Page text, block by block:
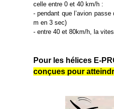
celle entre 0 et 40 km/h :
- pendant que l’avion
m en 3 sec)
- entre 40 et 80km/h, la
Pour les hélices E-
conçues pour